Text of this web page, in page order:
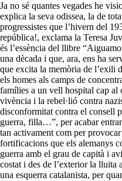
Ja no sé quantes vegades he
explica la seva odissea, la de
progressistes que l’hivern del
república!, exclama la Teresa
és l’essència del llibre
una dècada i que, ara, ens ha
que excita la memòria de l’exili
els homes als camps de
famílies a un vell hospital cap al
vivència i la rebel·lió contra
disconformitat contra el consell
guerra, filla…”, per acabar
tan activament com per
fortificacions que els alemanys
guerra amb el grau de capità i
costat i des de l’exterior la lluita
una esquerra catalanista, per